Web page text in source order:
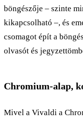
böngészője – szinte
kikapcsolható –, és
csomagot épít a
olvasót és
Chromium-alap,
Mivel a Vivaldi a